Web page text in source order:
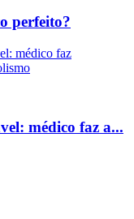
perfeito?
médico faz a...